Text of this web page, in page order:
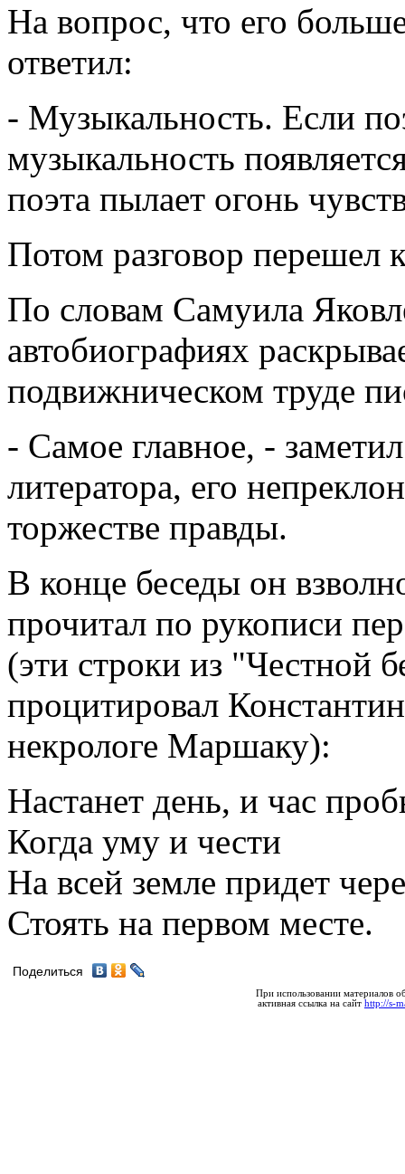
На вопрос, что его
ответил:
- Музыкальность. Если
музыкальность
поэта пылает огонь
Потом разговор перешел
По словам Самуила
автобиографиях
подвижническом труде
- Самое главное, -
литератора, его
торжестве правды.
В конце беседы он
прочитал по рукописи
(эти строки из "Честной
процитировал
некрологе Маршаку):
Настанет день, и час
Когда уму и чести
На всей земле придет
Стоять на первом месте.
Поделиться
При использовании материалов
активная ссылка на сайт http://s-